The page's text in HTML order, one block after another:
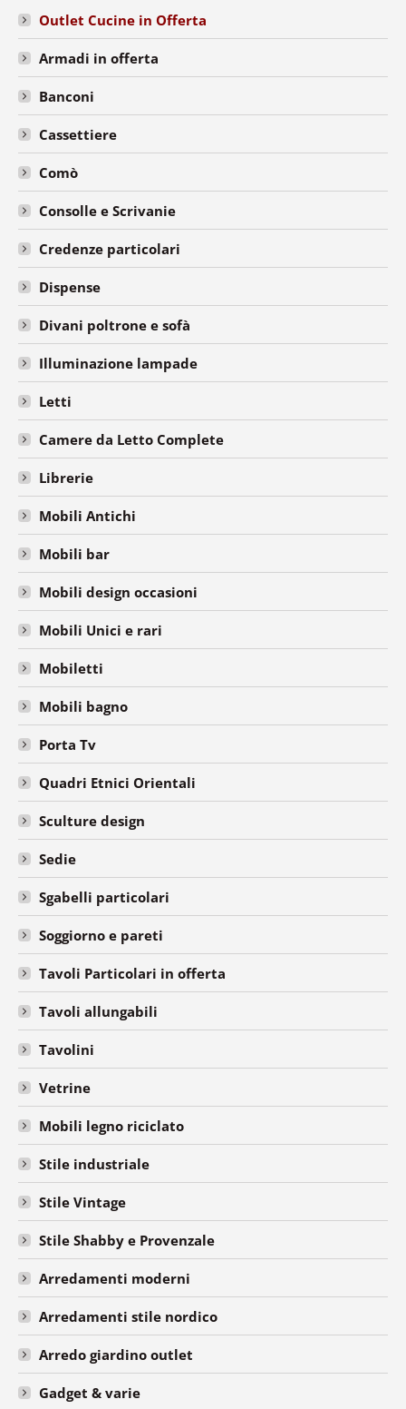
Outlet Cucine in Offerta
Armadi in offerta
Banconi
Cassettiere
Comò
Consolle e Scrivanie
Credenze particolari
Dispense
Divani poltrone e sofà
Illuminazione lampade
Letti
Camere da Letto Complete
Librerie
Mobili Antichi
Mobili bar
Mobili design occasioni
Mobili Unici e rari
Mobiletti
Mobili bagno
Porta Tv
Quadri Etnici Orientali
Sculture design
Sedie
Sgabelli particolari
Soggiorno e pareti
Tavoli Particolari in offerta
Tavoli allungabili
Tavolini
Vetrine
Mobili legno riciclato
Stile industriale
Stile Vintage
Stile Shabby e Provenzale
Arredamenti moderni
Arredamenti stile nordico
Arredo giardino outlet
Gadget & varie